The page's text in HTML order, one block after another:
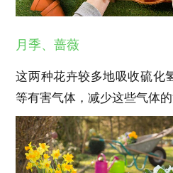
月季、蔷薇
这两种花卉较多地吸收硫化
等有害气体，减少这些气体的